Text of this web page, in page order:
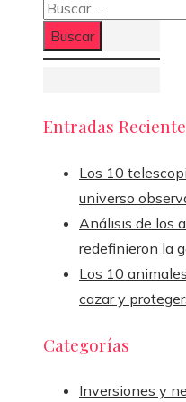
Buscar:
Entradas
Los 10
universo
Análisis de los
redefinieron la
Los 10
cazar y
Categorías
Inversiones y